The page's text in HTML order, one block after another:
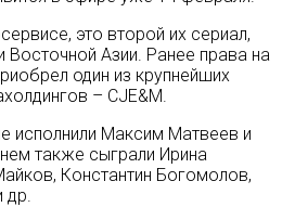
это второй их сериал,
Восточной Азии. Ранее права на
один из крупнейших
– CJE&M.
исполнили Максим Матвеев и
также сыграли Ирина
Константин Богомолов,
др.